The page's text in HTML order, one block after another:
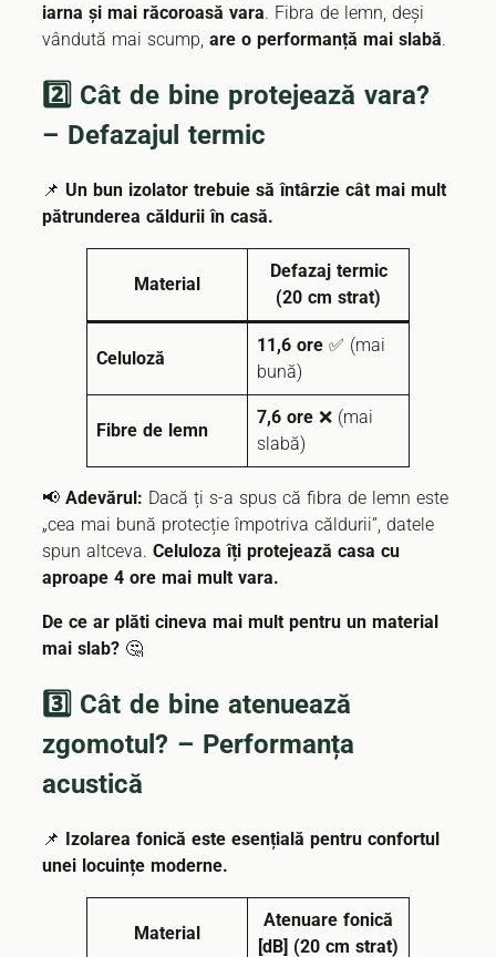
iarna și mai răcoroasă vara. Fibra de lemn, deși
vândută mai scump, are o performanță mai slabă.
2️⃣ Cât de bine protejează vara?
– Defazajul termic
📌 Un bun izolator trebuie să întârzie cât mai mult
pătrunderea căldurii în casă.
Material
Defazaj termic
(20 cm strat)
Celuloză
11,6 ore ✅ (mai
bună)
Fibre de lemn
7,6 ore ❌ (mai
slabă)
📢 Adevărul: Dacă ți s-a spus că fibra de lemn este
„cea mai bună protecție împotriva căldurii”, datele
spun altceva. Celuloza îți protejează casa cu
aproape 4 ore mai mult vara.
De ce ar plăti cineva mai mult pentru un material
mai slab? 🤔
3️⃣ Cât de bine atenuează
zgomotul? – Performanța
acustică
📌 Izolarea fonică este esențială pentru confortul
unei locuințe moderne.
Material
Atenuare fonică
[dB] (20 cm strat)